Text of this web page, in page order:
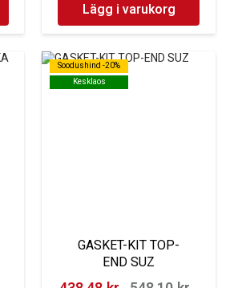
Lägg i varukorg
Soodushind -20%
Kesklaos
Soodushind -20%
Kesklaos
GASKET-KIT TOP-
END SUZ